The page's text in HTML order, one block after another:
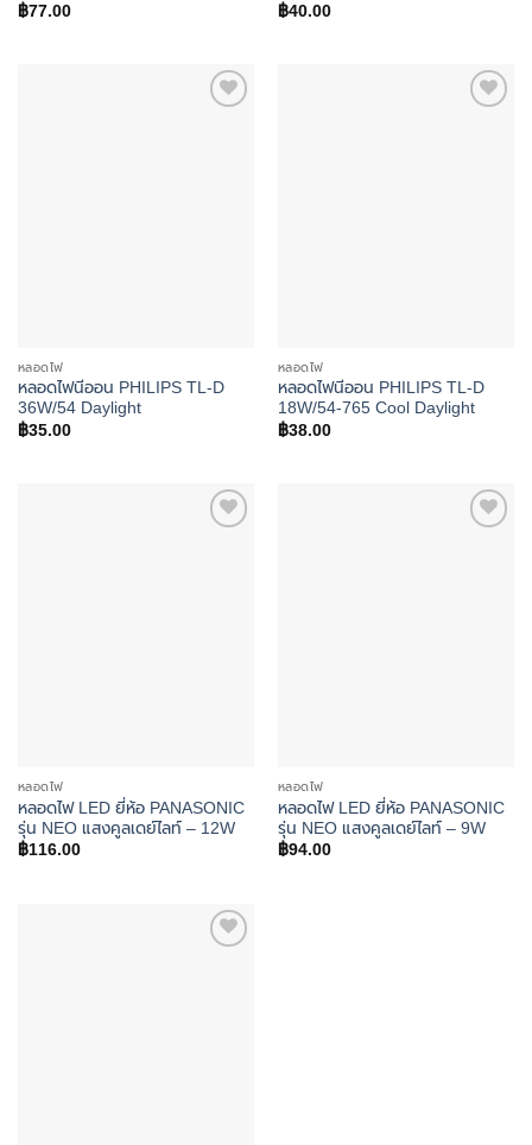
฿77.00
฿40.00
หลอดไฟ
หลอดไฟนีออน PHILIPS TL-D
36W/54 Daylight
฿35.00
หลอดไฟ
หลอดไฟนีออน PHILIPS TL-D
18W/54-765 Cool Daylight
฿38.00
หลอดไฟ
หลอดไฟ LED ยี่ห้อ PANASONIC
รุ่น NEO แสงคูลเดย์ไลท์ – 12W
฿116.00
หลอดไฟ
หลอดไฟ LED ยี่ห้อ PANASONIC
รุ่น NEO แสงคูลเดย์ไลท์ – 9W
฿94.00